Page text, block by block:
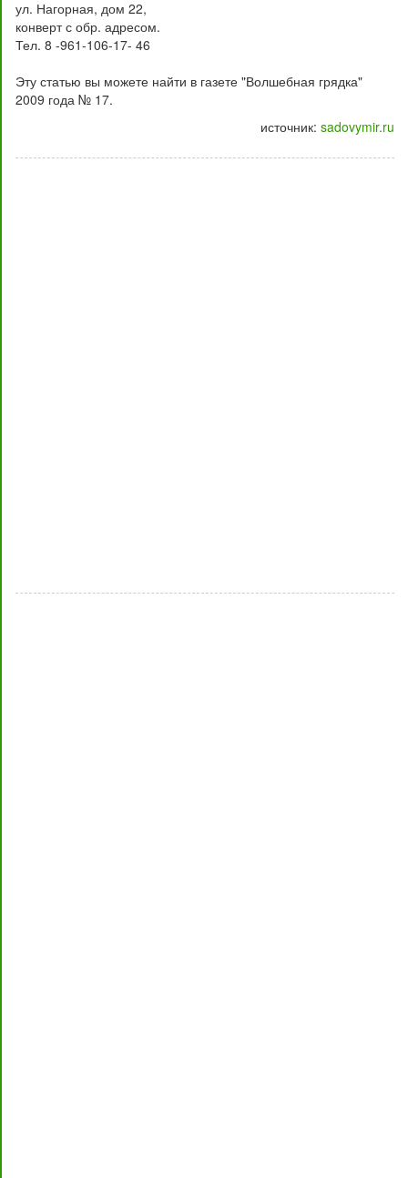
ул. Нагорная, дом 22,
конверт с обр. адресом.
Тел. 8 -961-106-17- 46
Эту статью вы можете найти в газете "Волшебная грядка"
2009 года № 17.
источник: sadovymir.ru